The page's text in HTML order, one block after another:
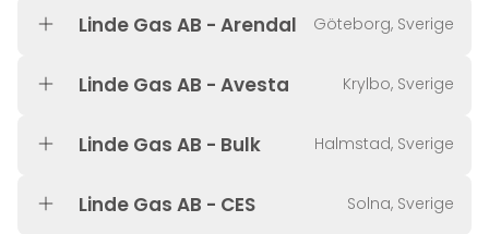
Linde Gas AB - Arendal Göteborg, Sverige
Linde Gas AB - Avesta Krylbo, Sverige
Linde Gas AB - Bulk Halmstad, Sverige
Linde Gas AB - CES Solna, Sverige